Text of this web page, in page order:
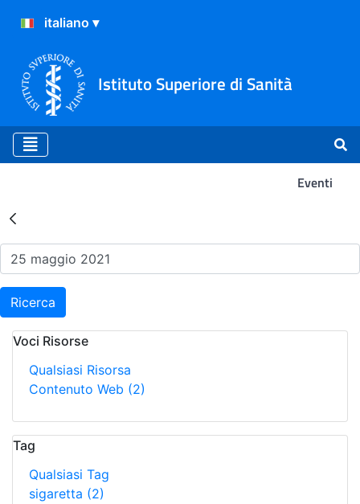
Istituto Superiore di Sanità
Eventi
Risultati della Ricerca -
Ricerca
Voci Risorse
Qualsiasi Risorsa
Contenuto Web (2)
Tag
Qualsiasi Tag
sigaretta (2)